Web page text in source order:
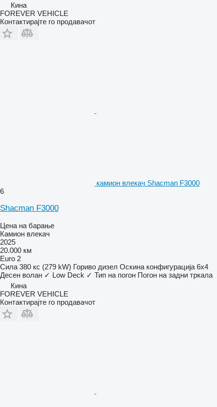
Кина
FOREVER VEHICLE
Контактирајте го продавачот
камион влекач Shacman F3000
6
Shacman F3000
Цена на барање
Камион влекач
2025
20.000 км
Euro 2
Сила 380 кс (279 kW) Гориво дизел Оскина конфигурација 6x4
Десен волан ✓ Low Deck ✓ Тип на погон Погон на задни тркала
Кина
FOREVER VEHICLE
Контактирајте го продавачот